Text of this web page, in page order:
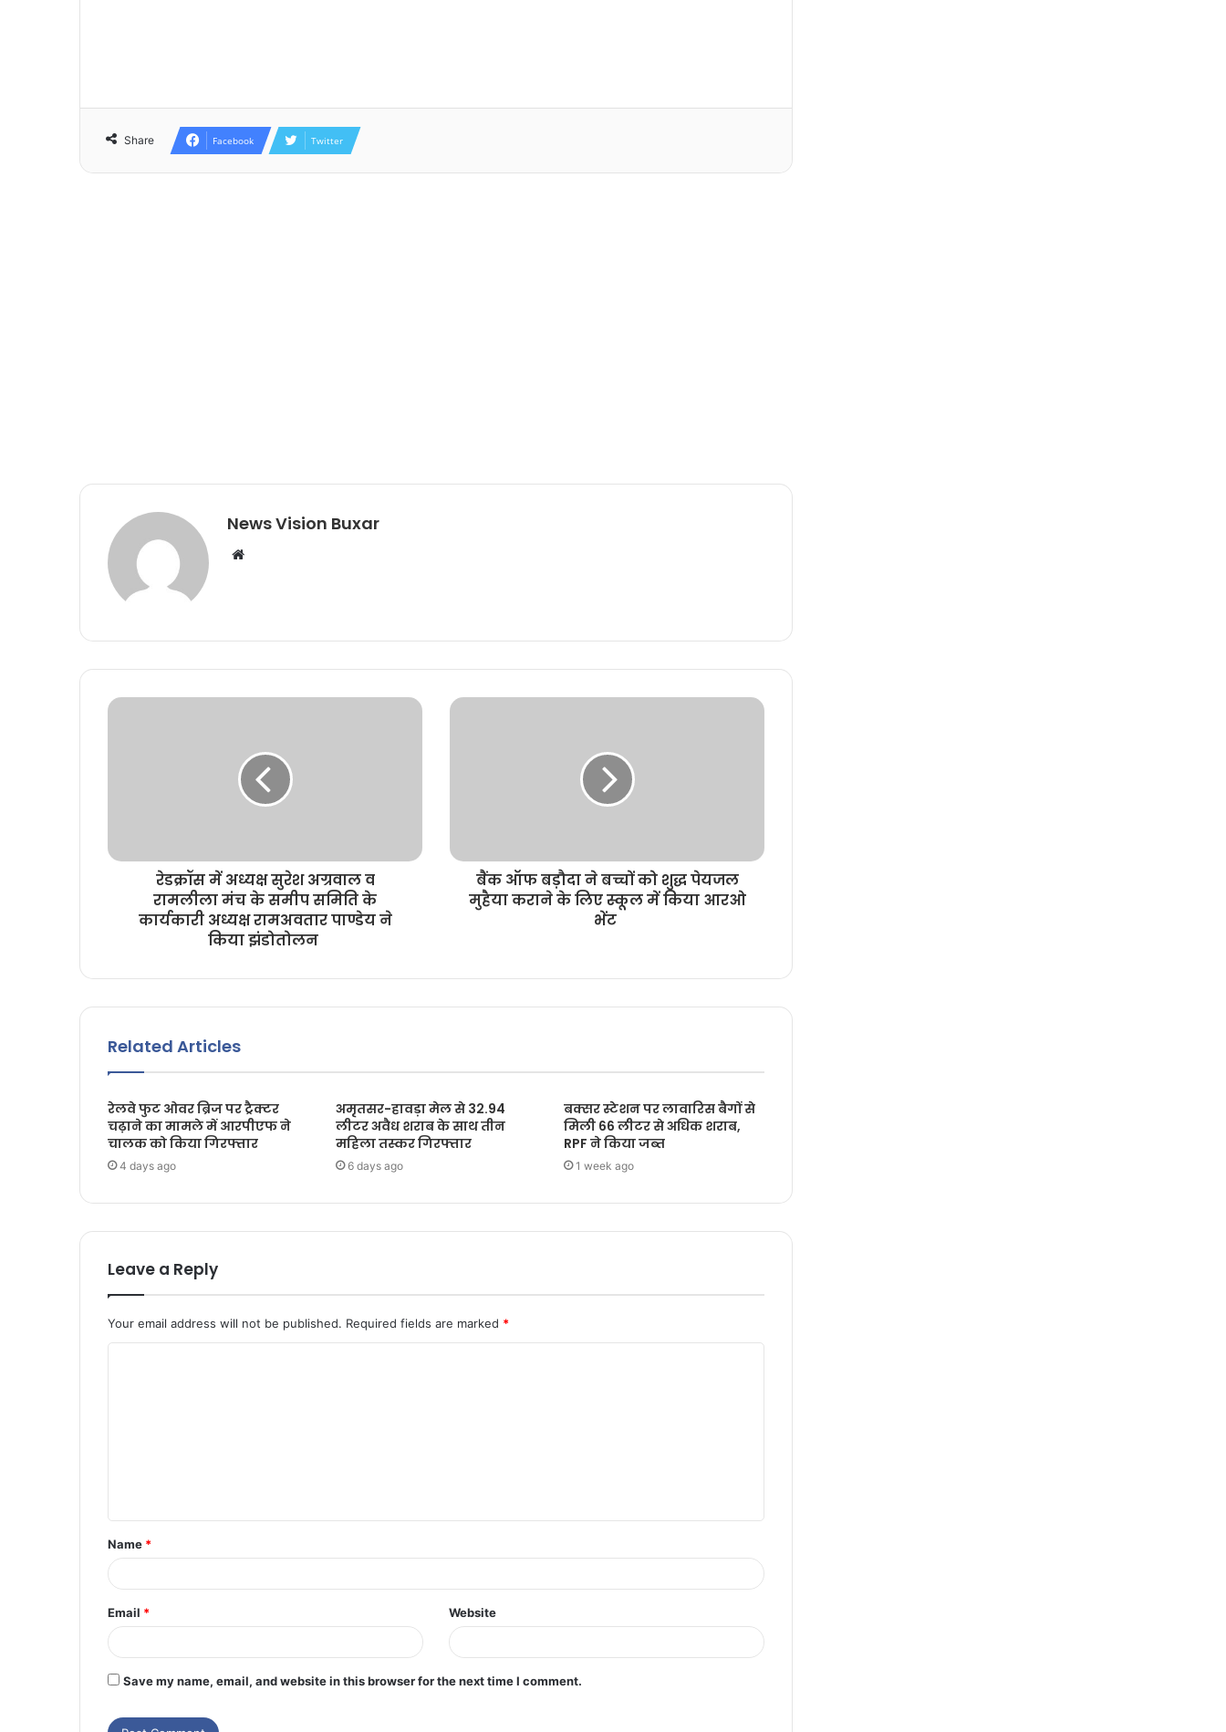
Share Facebook Twitter
News Vision Buxar
i
रेडक्रॉस में अध्यक्ष सुरेश अग्रवाल व
रामलीला मंच के समीप समिति के
कार्यकारी अध्यक्ष रामअवतार पाण्डेय ने
किया झंडोतोलन
बैंक ऑफ बड़ौदा ने बच्चों को शुद्ध पेयजल
मुहैया कराने के लिए स्कूल में किया आरओ
भेंट
Related Articles
रेलवे फुट ओवर ब्रिज पर ट्रैक्टर
चढ़ाने का मामले में आरपीएफ ने
चालक को किया गिरफ्तार
4 days ago
अमृतसर-हावड़ा मेल से 32.94
लीटर अवैध शराब के साथ तीन
महिला तस्कर गिरफ्तार
6 days ago
बक्सर स्टेशन पर लावारिस बैगों से
मिली 66 लीटर से अधिक शराब,
RPF ने किया जब्त
1 week ago
Leave a Reply
Your email address will not be published. Required fields are marked *
Name *
Email * Website
Save my name, email, and website in this browser for the next time I comment.